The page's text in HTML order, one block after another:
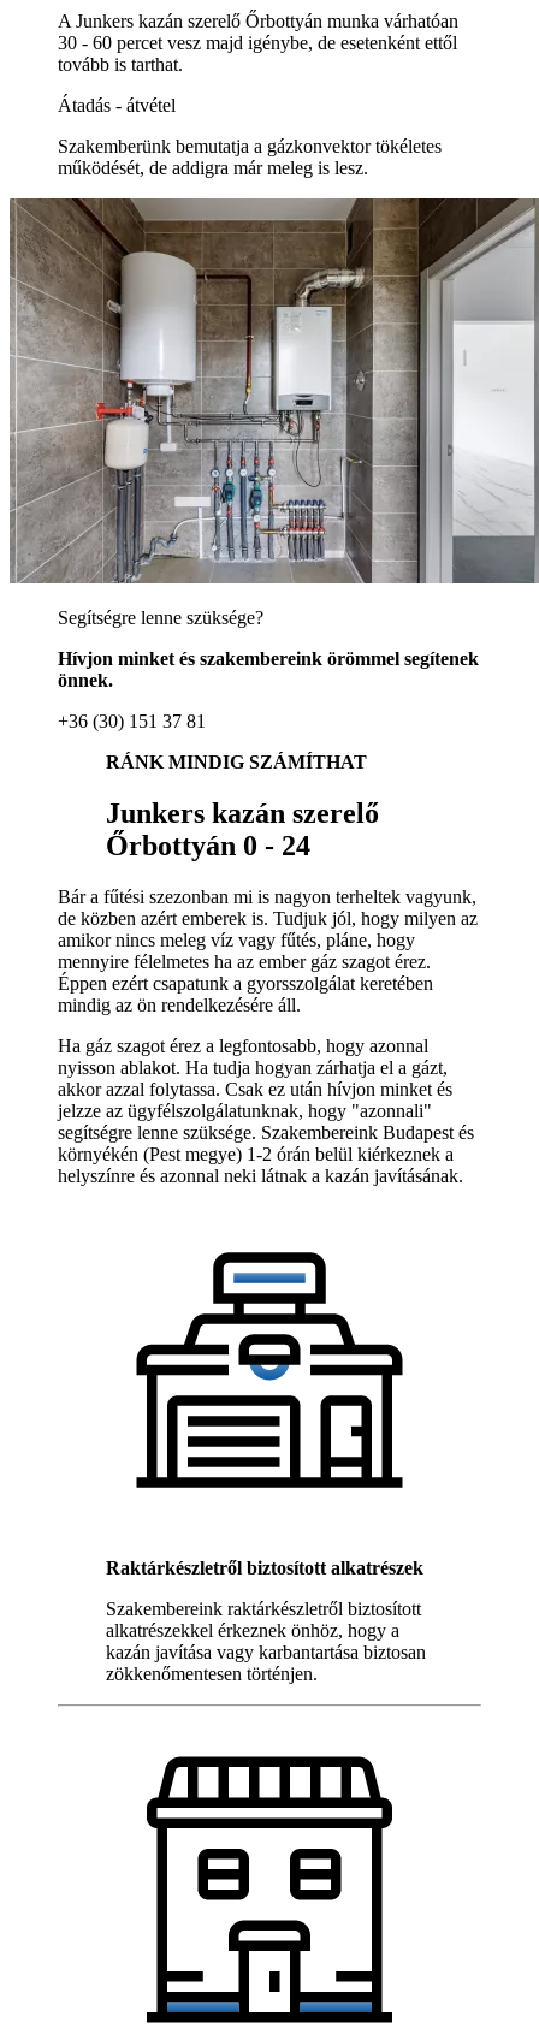
A Junkers kazán szerelő Őrbottyán munka várhatóan
30 - 60 percet vesz majd igénybe, de esetenként ettől
tovább is tarthat.
Átadás - átvétel
Szakemberünk bemutatja a gázkonvektor tökéletes
működését, de addigra már meleg is lesz.
Segítségre lenne szüksége?
Hívjon minket és szakembereink örömmel segítenek
önnek.
+36 (30) 151 37 81
RÁNK MINDIG SZÁMÍTHAT
Junkers kazán szerelő
Őrbottyán 0 - 24
Bár a fűtési szezonban mi is nagyon terheltek vagyunk,
de közben azért emberek is. Tudjuk jól, hogy milyen az
amikor nincs meleg víz vagy fűtés, pláne, hogy
mennyire félelmetes ha az ember gáz szagot érez.
Éppen ezért csapatunk a gyorsszolgálat keretében
mindig az ön rendelkezésére áll.
Ha gáz szagot érez a legfontosabb, hogy azonnal
nyisson ablakot. Ha tudja hogyan zárhatja el a gázt,
akkor azzal folytassa. Csak ez után hívjon minket és
jelzze az ügyfélszolgálatunknak, hogy "azonnali"
segítségre lenne szüksége. Szakembereink Budapest és
környékén (Pest megye) 1-2 órán belül kiérkeznek a
helyszínre és azonnal neki látnak a kazán javításának.
Raktárkészletről biztosított alkatrészek
Szakembereink raktárkészletről biztosított
alkatrészekkel érkeznek önhöz, hogy a
kazán javítása vagy karbantartása biztosan
zökkenőmentesen történjen.